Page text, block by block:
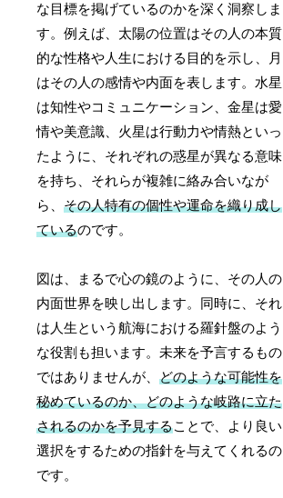
な目標を掲げているのかを深く洞察しま
す。例えば、太陽の位置はその人の本質
的な性格や人生における目的を示し、月
はその人の感情や内面を表します。水星
は知性やコミュニケーション、金星は愛
情や美意識、火星は行動力や情熱といっ
たように、それぞれの惑星が異なる意味
を持ち、それらが複雑に絡み合いなが
ら、その人特有の個性や運命を織り成し
ているのです。
図は、まるで心の鏡のように、その人の
内面世界を映し出します。同時に、それ
は人生という航海における羅針盤のよう
な役割も担います。未来を予言するもの
ではありませんが、どのような可能性を
秘めているのか、どのような岐路に立た
されるのかを予見することで、より良い
選択をするための指針を与えてくれるの
です。